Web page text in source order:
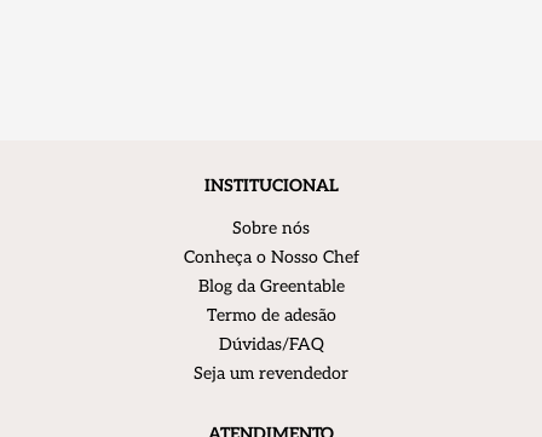
INSTITUCIONAL
Sobre nós
Conheça o Nosso Chef
Blog da Greentable
Termo de adesão
Dúvidas/FAQ
Seja um revendedor